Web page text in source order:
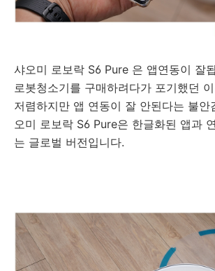
샤오미 로보락 S6 Pure 은 앱연동이 잘
로봇청소기를 구매하려다가 포기했던
저렴하지만 앱 연동이 잘 안된다는 불안
오미 로보락 S6 Pure은 한글화된 앱과
는 글로벌 버전입니다.